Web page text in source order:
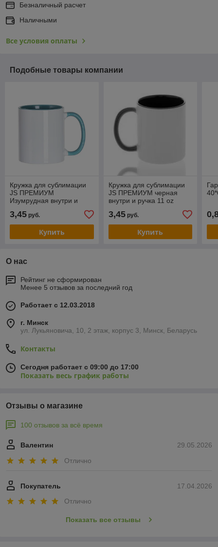
Безналичный расчет
Наличными
Все условия оплаты
Подобные товары компании
Кружка для сублимации
JS ПРЕМИУМ
Изумрудная внутри и
3,45 руб.
Купить
Кружка для сублимации
JS ПРЕМИУМ черная
внутри и ручка 11 oz
3,45руб.
Купить
О нас
Рейтинг не сформирован
Менее 5 отзывов за последний год
Работает с 12.03.2018
г. Минск
ул. Лукьяновича, 10, 2 этаж, корпус 3, Минск, Беларусь
Контакты
Сегодня работает с 09:00 до 17:00
Показать весь график работы
Отзывы о магазине
100 отзывов за всё время
29.05.2026
Валентин
Отлично
17.04.2026
Покупатель
Отлично
Показать все отзывы